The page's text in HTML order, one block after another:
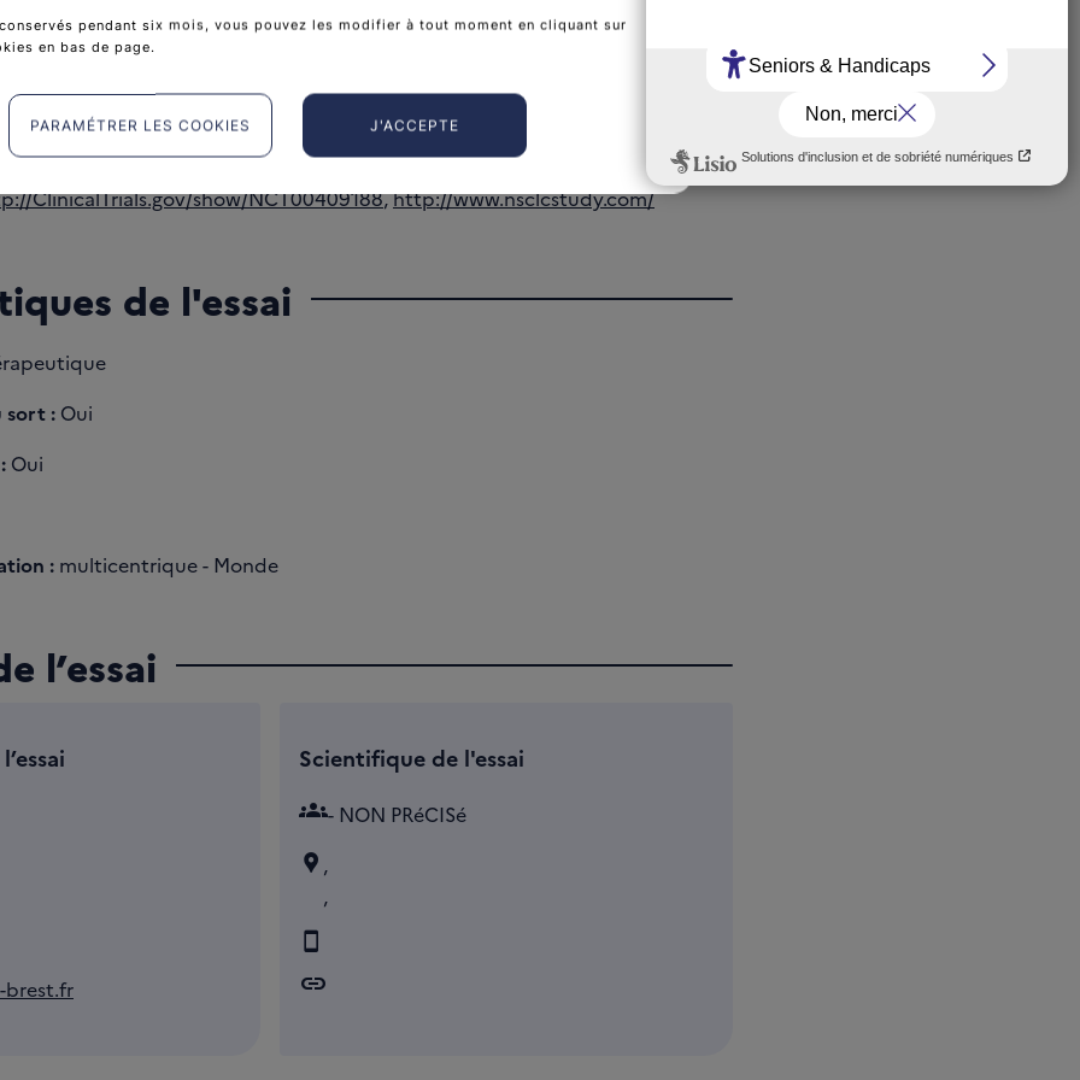
ClinicalTrials.gov/show/NCT00409188,http://www.nsclcstudy.com/
de l'essai
sort : Oui
Oui
: multicentrique - Monde
l’essai
brest.fr
Scientifique de l'essai
groups- NON PRéCISé
,
,
link
pendant six mois, vous pouvez les modifier à tout moment en cliquant sur
en bas de page.
J'ACCEPTE
PARAMÉTRER LES COOKIES